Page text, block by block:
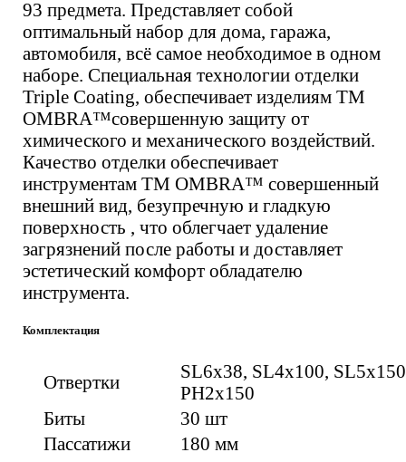
93 предмета. Представляет собой
оптимальный набор для дома, гаража,
автомобиля, всё самое необходимое в одном
наборе. Специальная технологии отделки
Triple Coating, обеспечивает изделиям ТМ
OMBRA™совершенную защиту от
химического и механического воздействий.
Качество отделки обеспечивает
инструментам ТМ OMBRA™ совершенный
внешний вид, безупречную и гладкую
поверхность , что облегчает удаление
загрязнений после работы и доставляет
эстетический комфорт обладателю
инструмента.
Комплектация
Отвертки
SL6х38, SL4х100,
PH2x150
Биты
30 шт
Пассатижи
180 мм